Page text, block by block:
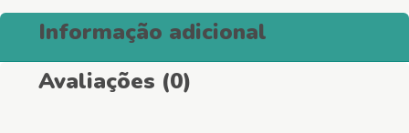
Informação adicional
Avaliações (0)